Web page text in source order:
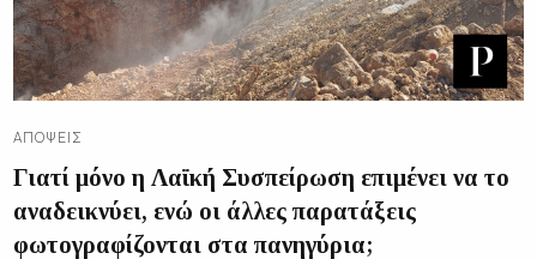
ΑΠΌΨΕΙΣ
Γιατί μόνο η Λαϊκή Συσπείρωση επιμένει να το
αναδεικνύει, ενώ οι άλλες παρατάξεις
φωτογραφίζονται στα πανηγύρια;